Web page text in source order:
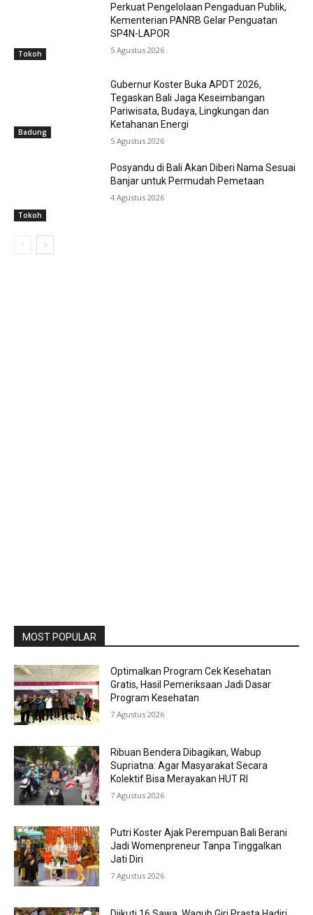
Tokoh
Perkuat Pengelolaan Pengaduan Publik,
Kementerian PANRB Gelar Penguatan
SP4N-LAPOR
5 Agustus 2026
Badung
Gubernur Koster Buka APDT 2026,
Tegaskan Bali Jaga Keseimbangan
Pariwisata, Budaya, Lingkungan dan
Ketahanan Energi
5 Agustus 2026
Tokoh
Posyandu di Bali Akan Diberi Nama Sesuai
Banjar untuk Permudah Pemetaan
4 Agustus 2026
MOST POPULAR
Optimalkan Program Cek Kesehatan
Gratis, Hasil Pemeriksaan Jadi Dasar
Program Kesehatan
7 Agustus 2026
Ribuan Bendera Dibagikan, Wabup
Supriatna: Agar Masyarakat Secara
Kolektif Bisa Merayakan HUT RI
7 Agustus 2026
Putri Koster Ajak Perempuan Bali Berani
Jadi Womenpreneur Tanpa Tinggalkan
Jati Diri
7 Agustus 2026